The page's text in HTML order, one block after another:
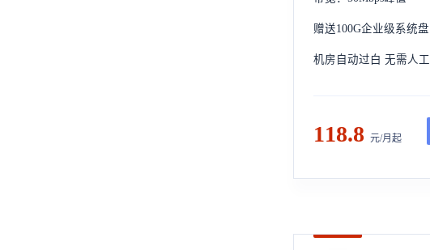
赠送100G企业级系统盘
机房自动过白 无需人工
118.8 元/月起